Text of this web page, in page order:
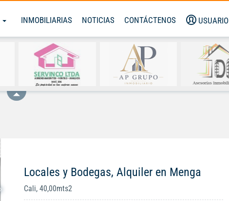
INMOBILIARIAS NOTICIAS CONTÁCTENOS USUARIO
Locales y Bodegas, Alquiler en Menga
Cali, 40,00mts2